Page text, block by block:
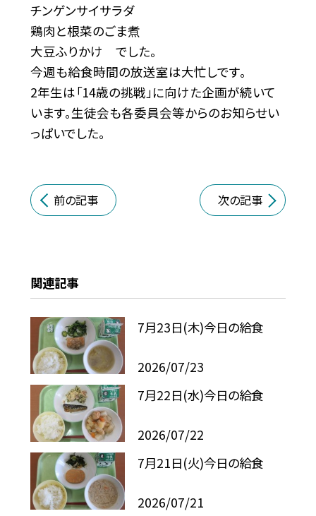
チンゲンサイサラダ
鶏肉と根菜のごま煮
大豆ふりかけ でした。
今週も給食時間の放送室は大忙しです。
2年生は「14歳の挑戦」に向けた企画が続いて
います。生徒会も各委員会等からのお知らせい
っぱいでした。
前の記事 次の記事
関連記事
7月23日(木)今日の給食
2026/07/23
7月22日(水)今日の給食
2026/07/22
7月21日(火)今日の給食
2026/07/21